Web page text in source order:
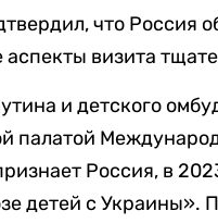
что Россия
аспекты визита
и детского
палатой
Россия, в
детей с Украины».